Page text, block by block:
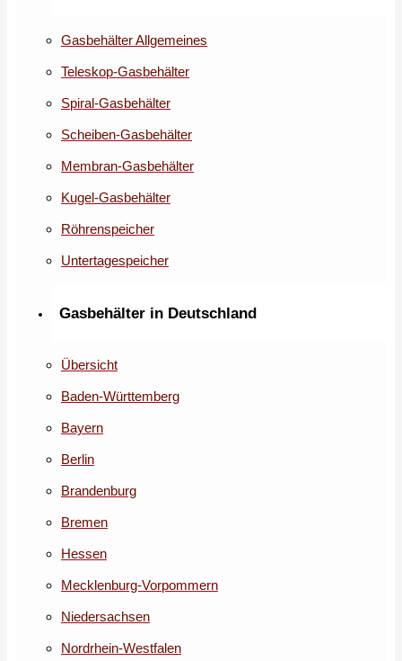
Gasbehälter Allgemeines
Teleskop-Gasbehälter
Spiral-Gasbehälter
Scheiben-Gasbehälter
Membran-Gasbehälter
Kugel-Gasbehälter
Röhrenspeicher
Untertagespeicher
Gasbehälter in Deutschland
Übersicht
Baden-Württemberg
Bayern
Berlin
Brandenburg
Bremen
Hessen
Mecklenburg-Vorpommern
Niedersachsen
Nordrhein-Westfalen